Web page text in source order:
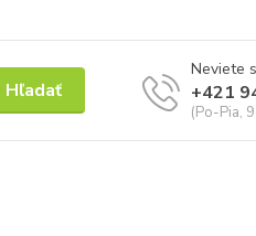
Hľadať
Neviete
+421
(Po-Pia,